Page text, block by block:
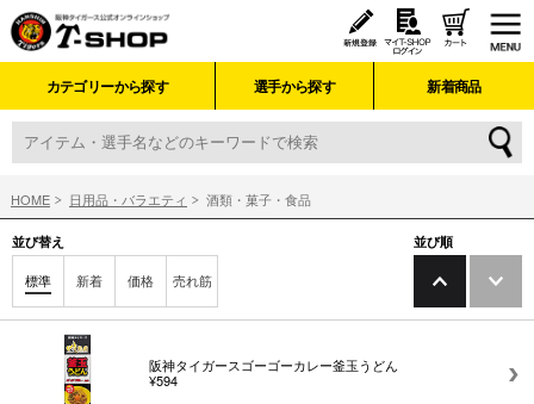
カテゴリーから探す 選手から探す 新着商品
HOME 日用品・バラエティ 酒類・菓子・食品
並び替え
標準 新着 価格 売れ筋
並び順
阪神タイガースゴーゴーカレー釜玉うどん
¥594